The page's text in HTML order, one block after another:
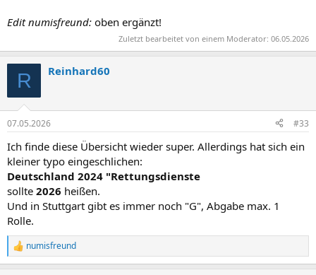
Edit numisfreund: oben ergänzt!
Zuletzt bearbeitet von einem Moderator: 06.05.2026
R Reinhard60
07.05.2026 #33
Ich finde diese Übersicht wieder super. Allerdings hat sich ein
kleiner typo eingeschlichen:
Deutschland 2024 "Rettungsdienste
sollte 2026 heißen.
Und in Stuttgart gibt es immer noch "G", Abgabe max. 1
Rolle.
R
e
numisfreund